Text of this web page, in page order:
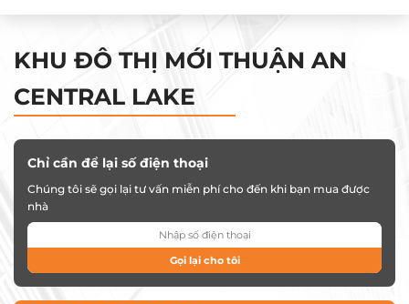
KHU ĐÔ THỊ MỚI THUẬN AN
CENTRAL LAKE
Chỉ cần để lại số điện thoại
Chúng tôi sẽ gọi lại tư vấn miễn phí cho đến khi bạn mua được
nhà
Gọi lại cho tôi